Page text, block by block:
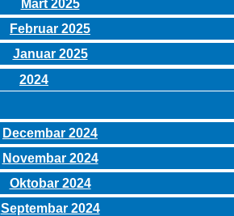
Mart 2025
Februar 2025
Januar 2025
2024
Decembar 2024
Novembar 2024
Oktobar 2024
Septembar 2024